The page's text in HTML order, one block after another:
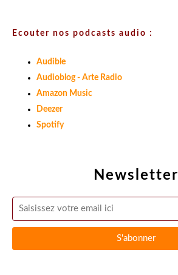
Newsletter
Ecouter nos podcasts audio :
Audible
Audioblog - Arte Radio
Amazon Music
Deezer
Spotify